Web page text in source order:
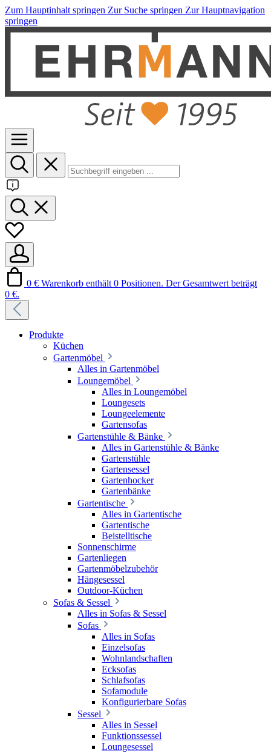
Zum Hauptinhalt springen Zur Suche springen Zur Hauptnavigation
springen
0 € Warenkorb enthält 0 Positionen. Der Gesamtwert beträgt
0 €.
Produkte
Küchen
Gartenmöbel
Alles in Gartenmöbel
Loungemöbel
Alles in Loungemöbel
Loungesets
Loungeelemente
Gartensofas
Gartenstühle & Bänke
Alles in Gartenstühle & Bänke
Gartenstühle
Gartensessel
Gartenhocker
Gartenbänke
Gartentische
Alles in Gartentische
Gartentische
Beistelltische
Sonnenschirme
Gartenliegen
Gartenmöbelzubehör
Hängesessel
Outdoor-Küchen
Sofas & Sessel
Alles in Sofas & Sessel
Sofas
Alles in Sofas
Einzelsofas
Wohnlandschaften
Ecksofas
Schlafsofas
Sofamodule
Konfigurierbare Sofas
Sessel
Alles in Sessel
Funktionssessel
Loungesessel